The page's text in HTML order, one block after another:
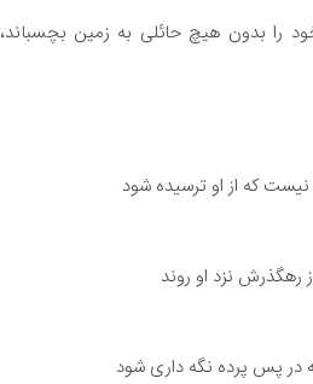
را بدون هیچ حائلی به زمین بچسباند،
که از او ترسیده شود
رهگذرش نزد او روند
در پس پرده نگه داری شود